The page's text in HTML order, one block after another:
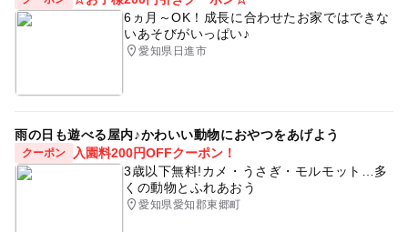
6ヵ月～OK！成長に合わせたお家ではできな
いあそびがいっぱい♪
愛知県日進市
雨の日も遊べる屋内♪かわいい動物におやつをあげよう
クーポン
入園料200円OFFクーポン！
3歳以下無料!カメ・うさぎ・モルモット…多
くの動物とふれあおう
愛知県愛知郡東郷町